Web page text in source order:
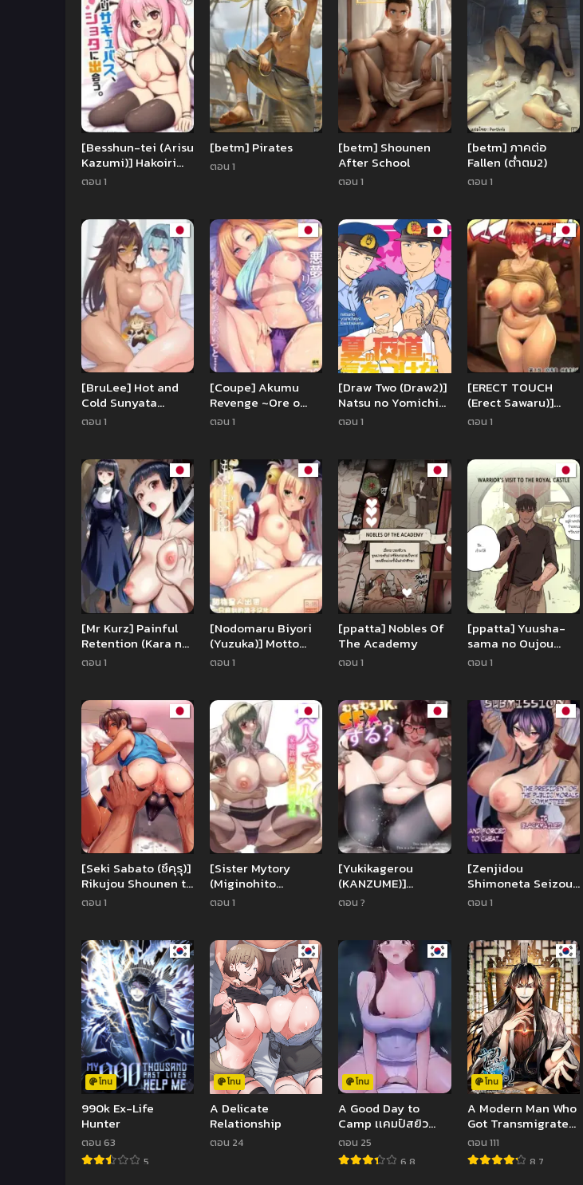
[Besshun-tei (Arisu
Kazumi)] Hakoiri
Succubus, Shota ni
Shota.
ตอน 1
[betm] Pirates
ตอน 1
[betm] Shounen
After School
ตอน 1
[betm] ภาคต่อ
Fallen (ต่ำตม2)
ตอน 1
[BruLee] Hot and
Cold Sunyata
(Genshin Impact)
ตอน 1
[Coupe] Akumu
Revenge ~Ore o
Ijimeteta Aitsu to…
ตอน 1
[Draw Two (Draw2)]
Natsu no Yomichi
nya Ki o Tsukena
ตอน 1
[ERECT TOUCH
(Erect Sawaru)]
Mama Mansion!〜
Mika (36)〜 Mama
Mansion! ~First
Chapter, Room
305’s Hiiragi Mika
36YO~
ตอน 1
[Mr Kurz] Painful
Retention (Kara no
Kyoukai)
ตอน 1
[Nodomaru Biyori
(Yuzuka)] Motto
Mofumofuru
Soushuuhen)
ตอน 1
[ppatta] Nobles Of
The Academy
ตอน 1
[ppatta] Yuusha-
sama no Oujou
Houmonki Warrior’s
ตอน 1
[Seki Sabato (ซึคุรุ)]
Rikujou Shounen to
Himitsu no Tokkun
ตอน 1
[Sister Mytory
(Miginohito
Mitsuru)] Otonatte
Onna to Onzoushi
no Boku~
ตอน 1
[Yukikagerou
(KANZUME)]
Muchimuchi JK to
SEX Diet (Seto
Miyako)
ตอน ?
[Zenjidou
Shimoneta Seizou
Machine
Iinchou wa
Odosarete
Netorarete…~
ตอน 1
โทน
990k Ex-Life
Hunter
ตอน 63
5
โทน
A Delicate
Relationship
ตอน 24
โทน
A Good Day to
Camp เเคมป์สยิว
อลเวง
ตอน 25
6.8
โทน
A Modern Man Who
Got Transmigrated
Into the Murim
World
ตอน 111
8.7